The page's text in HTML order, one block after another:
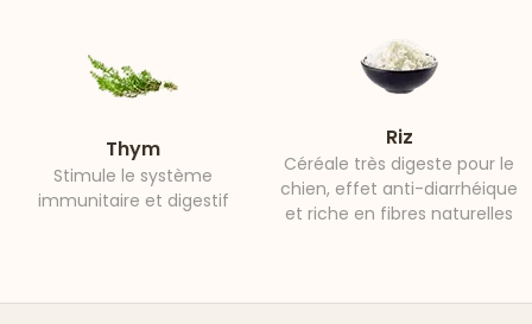
Thym
Stimule le système
immunitaire et digestif
Riz
Céréale très digeste pour le
chien, effet anti-diarrhéique
et riche en fibres naturelles